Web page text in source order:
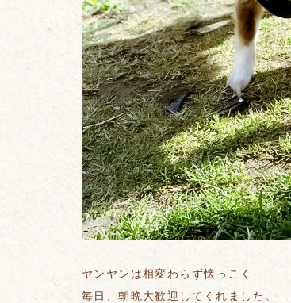
ヤンヤンは相変わらず懐っこく
毎日、朝晩大歓迎してくれました。